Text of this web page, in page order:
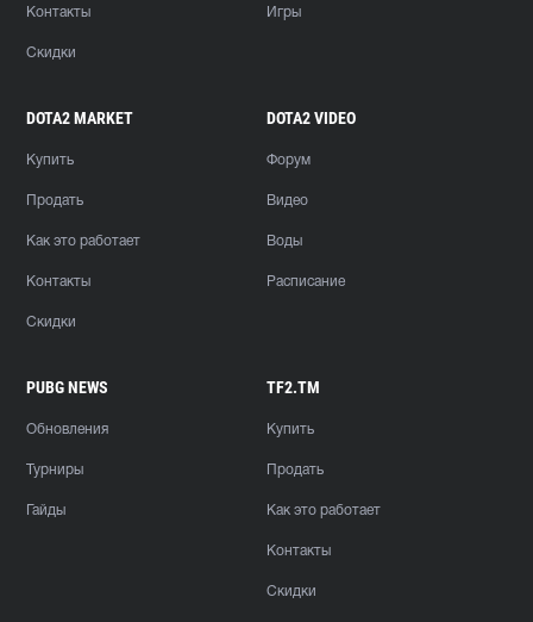
Контакты
Скидки
Игры
DOTA2 MARKET
Купить
Продать
Как это работает
Контакты
Скидки
DOTA2 VIDEO
Форум
Видео
Воды
Расписание
PUBG NEWS
Обновления
Турниры
Гайды
TF2.TM
Купить
Продать
Как это работает
Контакты
Скидки